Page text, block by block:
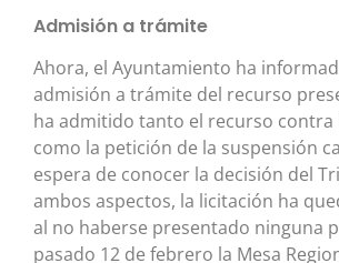
Admisión a trámite
Ahora, el Ayuntamiento ha
admisión a trámite del recurso
ha admitido tanto el recurso contra
como la petición de la suspensión
espera de conocer la decisión del
ambos aspectos, la licitación ha
al no haberse presentado ninguna
pasado 12 de febrero la Mesa